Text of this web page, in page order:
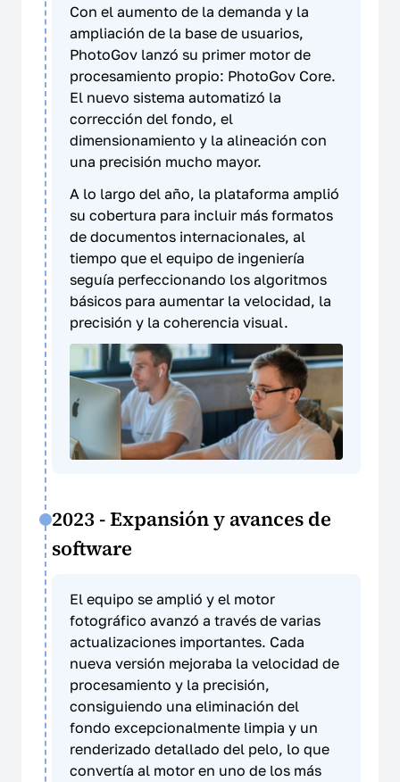
Con el aumento de la demanda y la
ampliación de la base de usuarios,
PhotoGov lanzó su primer motor de
procesamiento propio: PhotoGov Core.
El nuevo sistema automatizó la
corrección del fondo, el
dimensionamiento y la alineación con
una precisión mucho mayor.
A lo largo del año, la plataforma amplió
su cobertura para incluir más formatos
de documentos internacionales, al
tiempo que el equipo de ingeniería
seguía perfeccionando los algoritmos
básicos para aumentar la velocidad, la
precisión y la coherencia visual.
2023 - Expansión y avances de
software
El equipo se amplió y el motor
fotográfico avanzó a través de varias
actualizaciones importantes. Cada
nueva versión mejoraba la velocidad de
procesamiento y la precisión,
consiguiendo una eliminación del
fondo excepcionalmente limpia y un
renderizado detallado del pelo, lo que
convertía al motor en uno de los más